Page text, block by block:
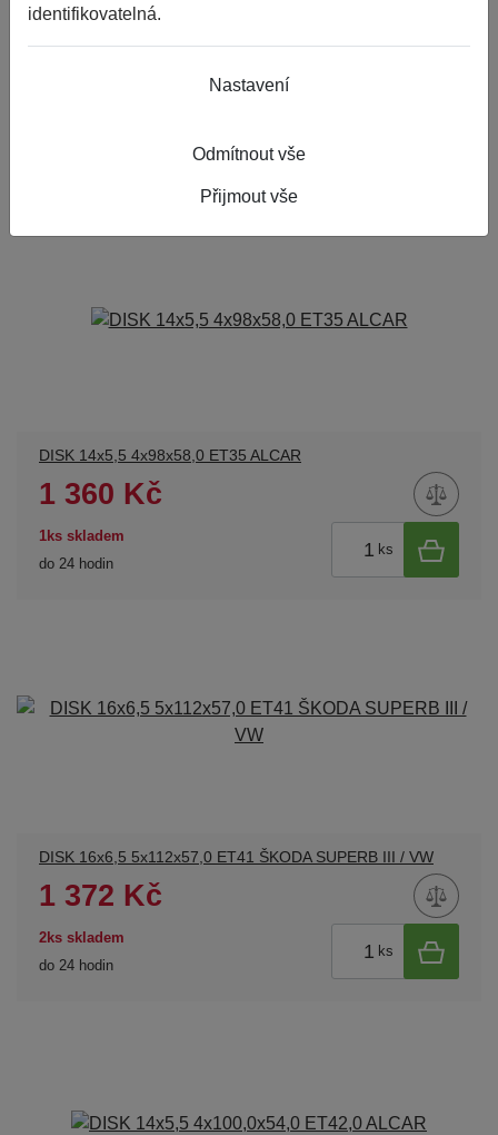
DISK 14x5,5 4x98x58,0 ET35 ALCAR
1 360 Kč
1ks skladem
do 24 hodin
ks
DISK 16x6,5 5x112x57,0 ET41 ŠKODA SUPERB III / VW
1 372 Kč
2ks skladem
do 24 hodin
ks
identifikovatelná.
Nastavení
Odmítnout vše
Přijmout vše